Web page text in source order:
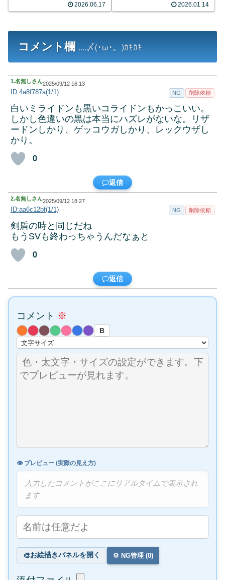
2026.06.17 2026.01.14
コメント欄 ....〆(･ω･。)ｶｷｶｷ
1.名無しさん2025/09/12 16:13
ID:4a8f787a(1/1) NG 削除依頼
白いミライドンも黒いコライドンもかっこいい。
しかし色違いの黒は本当にハズレがないな。リザ
ードンしかり、ゲッコウガしかり、レックウザし
かり。
0
返信
2.名無しさん2025/09/12 18:27
ID:aa6c12bf(1/1) NG 削除依頼
剣盾の時と同じだね
もうSVも終わっちゃうんだなぁと
0
返信
コメント ※
B
👁️ プレビュー (実際の見え方)
入力したコメントがここにリアルタイムで表示され
ます
🎨お絵描きパネルを開く ⚙️ NG管理 (0)